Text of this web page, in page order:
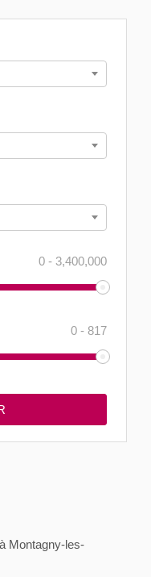
0 - 3,400,000
0 - 817
Montagny-les-